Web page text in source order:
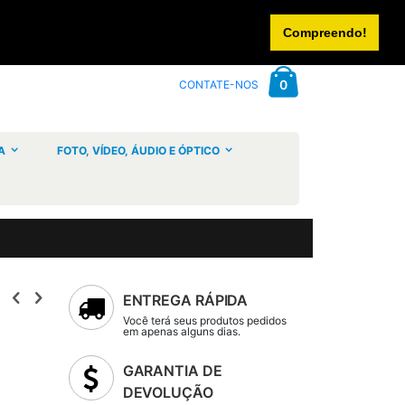
Compreendo!
0artigos
CONTATE-NOS
FOTO, VÍDEO, ÁUDIO E ÓPTICO
ENTREGA RÁPIDA
Você terá seus produtos pedidos
em apenas alguns dias.
GARANTIA DE
DEVOLUÇÃO